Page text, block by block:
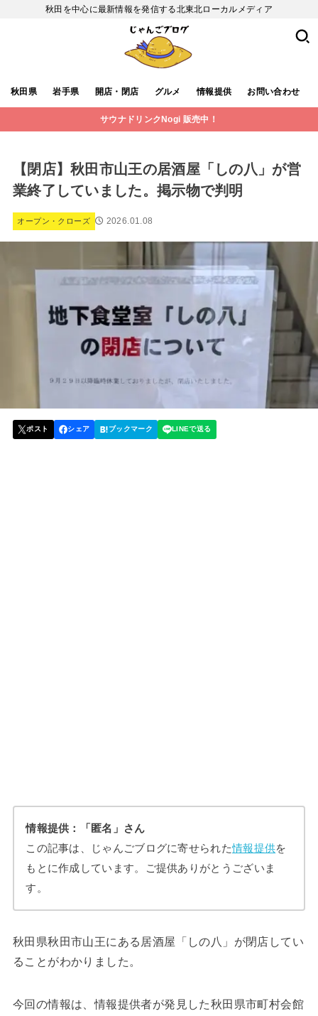
秋田を中心に最新情報を発信する北東北ローカルメディア
秋田県 岩手県 開店・閉店 グルメ 情報提供 お問い合わせ
サウナドリンクNogi 販売中！
【閉店】秋田市山王の居酒屋「しの八」が営
業終了していました。掲示物で判明
オープン・クローズ 2026.01.08
情報提供：「匿名」さん
この記事は、じゃんごブログに寄せられた情報提供を
もとに作成しています。ご提供ありがとうございま
す。
秋田県秋田市山王にある居酒屋「しの八」が閉店してい
ることがわかりました。
今回の情報は、情報提供者が発見した秋田県市町村会館